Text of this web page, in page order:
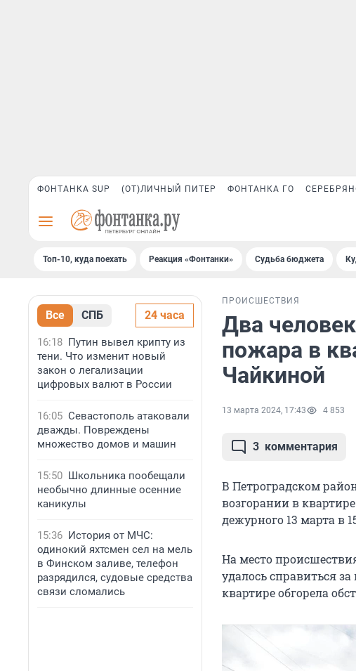
ФОНТАНКА SUP (ОТ)ЛИЧНЫЙ ПИТЕР ФОНТАНКА ГО
Топ-10, куда поехать Реакция «Фонтанки» Судьба бюджета
Все СПБ 24 часа
16:18 Путин вывел крипту из
тени. Что изменит новый
закон о легализации
цифровых валют в России
16:05 Севастополь атаковали
дважды. Повреждены
множество домов и машин
15:50 Школьника пообещали
необычно длинные осенние
каникулы
15:36 История от МЧС:
одинокий яхтсмен сел на мель
в Финском заливе, телефон
разрядился, судовые средства
связи сломались
ПРОИСШЕСТВИЯ
Два
пожара в
Чайкиной
13 марта 2024, 17:43 4 853
3 комментария
В Петроградском
возгорании в
дежурного 13 марта в
На место
удалось справиться
квартире обгорела